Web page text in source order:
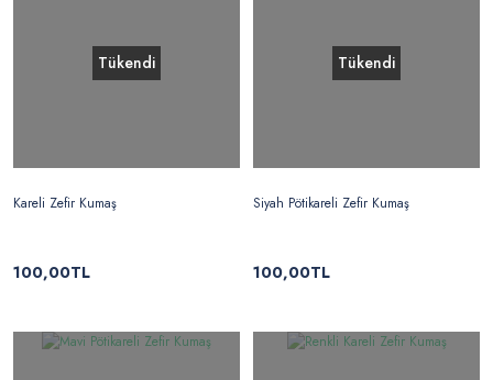
Tükendi
Kareli Zefir Kumaş
100,00TL
Tükendi
Siyah Pötikareli Zefir Kumaş
100,00TL